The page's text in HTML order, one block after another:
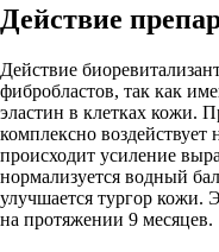
Действие
Действие
фибробластов, так как
эластин в клетках кожи.
комплексно
происходит усиление
нормализуется водный
улучшается тургор кожи.
на протяжении 9 месяцев.